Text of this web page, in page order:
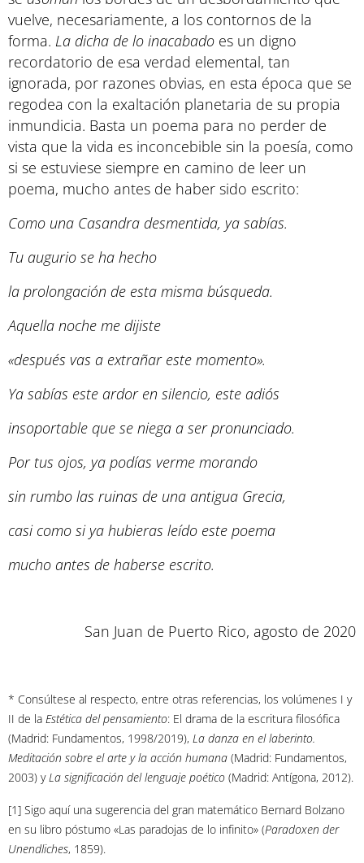
vuelve, necesariamente, a los contornos de la
forma. La dicha de lo inacabado es un digno
recordatorio de esa verdad elemental, tan
ignorada, por razones obvias, en esta época que se
regodea con la exaltación planetaria de su propia
inmundicia. Basta un poema para no perder de
vista que la vida es inconcebible sin la poesía, como
si se estuviese siempre en camino de leer un
poema, mucho antes de haber sido escrito:
Como una Casandra desmentida, ya sabías.
Tu augurio se ha hecho
la prolongación de esta misma búsqueda.
Aquella noche me dijiste
«después vas a extrañar este momento».
Ya sabías este ardor en silencio, este adiós
insoportable que se niega a ser pronunciado.
Por tus ojos, ya podías verme morando
sin rumbo las ruinas de una antigua Grecia,
casi como si ya hubieras leído este poema
mucho antes de haberse escrito.
San Juan de Puerto Rico, agosto de 2020
* Consúltese al respecto, entre otras referencias, los volúmenes I y
II de la Estética del pensamiento: El drama de la escritura filosófica
(Madrid: Fundamentos, 1998/2019), La danza en el laberinto.
Meditación sobre el arte y la acción humana (Madrid: Fundamentos,
2003) y La significación del lenguaje poético (Madrid: Antígona, 2012).
[1] Sigo aquí una sugerencia del gran matemático Bernard Bolzano
en su libro póstumo «Las paradojas de lo infinito» (Paradoxen der
Unendliches, 1859).